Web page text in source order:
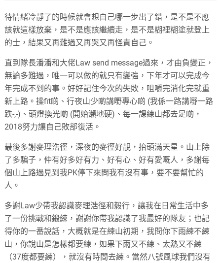
待情緒冷靜了的時候就會想自己哪一步出了錯，是不是不應
該就這樣放棄，是不是應該繼續走，是不是糊裡糊塗就登上
的士，結果又再難過又再哭又再怪責自己。
直到隊長潘潘和大佬Law send message過來，才由負變正，
無論多難過，唯一可以做的就只有變強，下年才可以完成今
年完成不到的事。好好記住今次的失敗，咀嚼完消化完就重
新上路。操fit啲、行夜山少啲講嘢專心啲 (我係一路講嘢一路
跌-,-)、頭燈換光啲 (開始瀨地硬)、每一課練山都去足啲，
2018努力讓自己敗部復活。
最後多謝麥理浩徑，深夜的麥徑好靚，抬頭滿天星。山上除
了多騙子，仲有好多好有力、好有心、好有愛嘅人，多謝每
個山上路過見到我PK停下來問我有沒有事，要不要幫忙的
人。
多謝Law少帶我認識麥理浩徑和毅行，讓我在日常生活中多
了一份挑戰和鍛練，謝謝你帶我認識了我最好的隊友；也記
得你的一番說話，大概就是在練山初期，我問你下雨練不練
山，你說山是怎樣都要練，如果下雨又不練、太熱又不練
（37度都要練），就沒有時間去練。當然八號風球我們沒有